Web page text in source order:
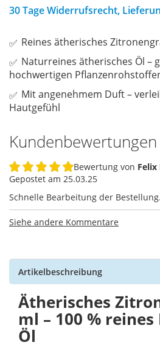
30 Tage Widerrufsrecht,
Reines ätherisches
Naturreines ätherisches Öl –
hochwertigen
Mit angenehmem Duft –
Hautgefühl
Kundenbewertungen
100%
Bewertung von
Gepostet am 25.03.25
Schnelle Bearbeitung der Bestellung.
Siehe andere Kommentare
Artikelbeschreibung
Ätherisches
ml – 100 %
Öl